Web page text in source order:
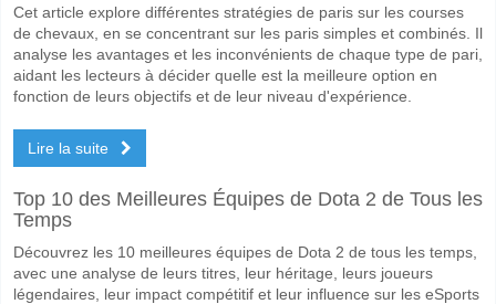
Hanacka Slavia Kromeriz pour le Gagnant du match, avec une
Les deux équipes marqueront-elles dans le match
Oui pour Les Deux Équipes Marquent, avec un pourcentage de 57%.
Quel sera le résultat correct attendu entre Hanacka
Cet article explore différentes stratégies de paris sur les courses
de chevaux, en se concentrant sur les paris simples et combinés. Il
analyse les avantages et les inconvénients de chaque type de pari,
aidant les lecteurs à décider quelle est la meilleure option en
fonction de leurs objectifs et de leur niveau d'expérience.
Lire la suite
Top 10 des Meilleures Équipes de Dota 2 de Tous les
Temps
Découvrez les 10 meilleures équipes de Dota 2 de tous les temps,
avec une analyse de leurs titres, leur héritage, leurs joueurs
légendaires, leur impact compétitif et leur influence sur les eSports